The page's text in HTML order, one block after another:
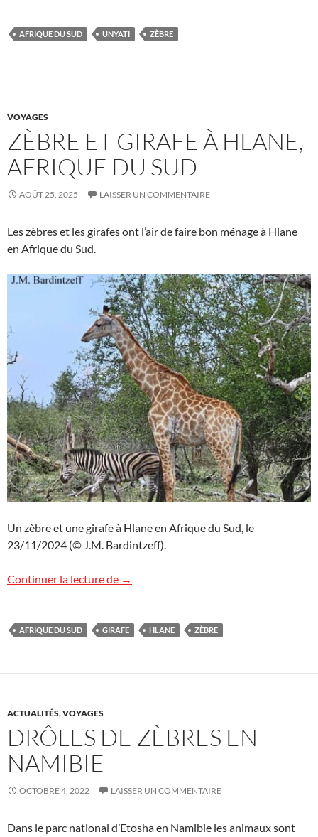
AFRIQUE DU SUD UNYATI ZÈBRE
VOYAGES
ZÈBRE ET GIRAFE À HLANE,
AFRIQUE DU SUD
AOÛT 25, 2025 LAISSER UN COMMENTAIRE
Les zèbres et les girafes ont l’air de faire bon ménage à Hlane
en Afrique du Sud.
Un zèbre et une girafe à Hlane en Afrique du Sud, le
23/11/2024 (© J.M. Bardintzeff).
Continuer la lecture de Zèbre et girafe à Hlane, Afrique du Sud
→
AFRIQUE DU SUD GIRAFE HLANE ZÈBRE
ACTUALITÉS,VOYAGES
DRÔLES DE ZÈBRES EN
NAMIBIE
OCTOBRE 4, 2022 LAISSER UN COMMENTAIRE
Dans le parc national d’Etosha en Namibie les animaux sont